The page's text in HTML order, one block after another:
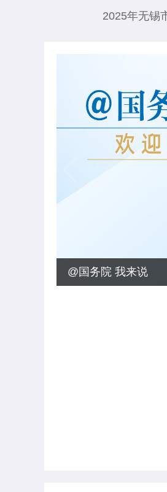
2025年无锡
@国务院 我来说